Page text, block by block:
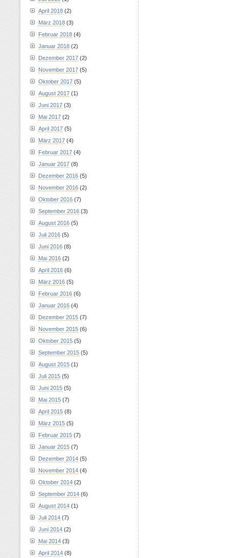
April 2018 (2)
März 2018 (3)
Februar 2018 (4)
Januar 2018 (2)
Dezember 2017 (2)
November 2017 (5)
Oktober 2017 (5)
August 2017 (1)
Juni 2017 (3)
Mai 2017 (2)
April 2017 (5)
März 2017 (4)
Februar 2017 (4)
Januar 2017 (8)
Dezember 2016 (5)
November 2016 (2)
Oktober 2016 (7)
September 2016 (3)
August 2016 (5)
Juli 2016 (5)
Juni 2016 (8)
Mai 2016 (2)
April 2016 (6)
März 2016 (5)
Februar 2016 (6)
Januar 2016 (4)
Dezember 2015 (7)
November 2015 (6)
Oktober 2015 (5)
September 2015 (5)
August 2015 (1)
Juli 2015 (5)
Juni 2015 (5)
Mai 2015 (7)
April 2015 (8)
März 2015 (5)
Februar 2015 (7)
Januar 2015 (7)
Dezember 2014 (5)
November 2014 (4)
Oktober 2014 (2)
September 2014 (6)
August 2014 (1)
Juli 2014 (7)
Juni 2014 (2)
Mai 2014 (3)
April 2014 (8)